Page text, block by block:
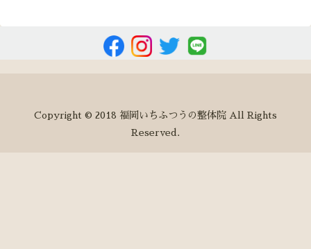
Copyright © 2018 福岡いちふつうの整体院 All Rights
Reserved.